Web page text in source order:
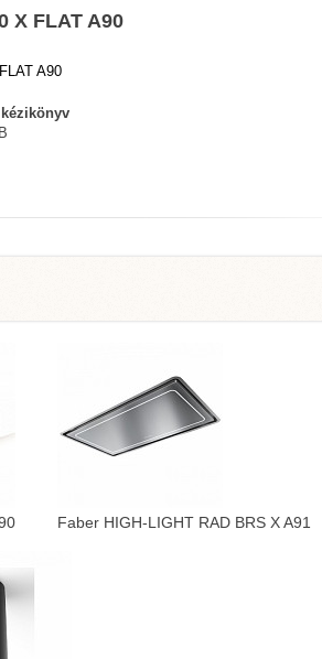
X FLAT A90
A90
Faber HIGH-LIGHT RAD BRS X A91